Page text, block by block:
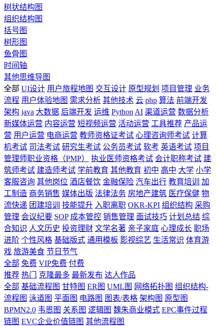
树状结构图
组织结构图
括号图
树形图
鱼骨图
时间轴
其他思维导图
全部 UI设计 用户旅程地图 交互设计 原型规划 项目管理 业务
流程 用户体验地图 需求分析 其他技术 云 php 算法 前端开发
架构 java 大数据 后端开发 运维 Python AI 渠道运营 数据分析
新媒体运营 内容运营 短视频运营 活动运营 工具推荐 产品运
营 用户运营 电商运营 教师资格证考试 心理咨询师考试 计算
机考试 司法考试 研究生考试 公务员考试 软考 英语考试 项目
管理师职业资格（PMP）
执业医师资格考试 会计职称考试 建
筑师考试 建造师考试 学前教育 其他教育 初中 高中 大学 小学
客服咨询 其他岗位 酒店餐饮 金融保险 汽车出行 教育培训
加
工制造 商务销售 媒体出版 法律法务 房地产建筑 医疗保健 物
流快递 团建培训 技能提升 入职离职 OKR-KPI 组织结构 采购
管理 会议纪要 SOP 成本管控 销售管理 面试技巧 计划总结 综
合知识 人文历史 投资理财 文学名著 亲子家庭 心理成长 职场
进阶 个性风格 基础版式 通用模板 影视综艺 生活常识 体育游
戏 旅游美食 节日节气
全部 免费 VIP免费 付费
推荐 热门 克隆最多 最新发布 达人作品
全部 基础流程图 甘特图 ER图 UML图 网络拓扑图 组织结构-
流程图 泳道图 平面图 电路图 图表/表格 架构图 原型图
BPMN2.0 韦恩图 关系图 逻辑图 魏朱商业模式 EPC事件过程
链图 EVC企业价值链图 其他流程图